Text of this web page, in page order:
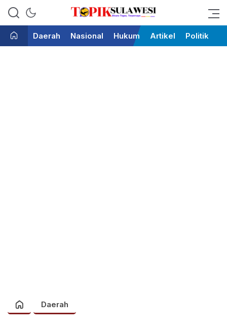
Topik Sulawesi
Bicara Tegas Terpercaya
Daerah
Nasional Hukum Artikel Politik
Daerah